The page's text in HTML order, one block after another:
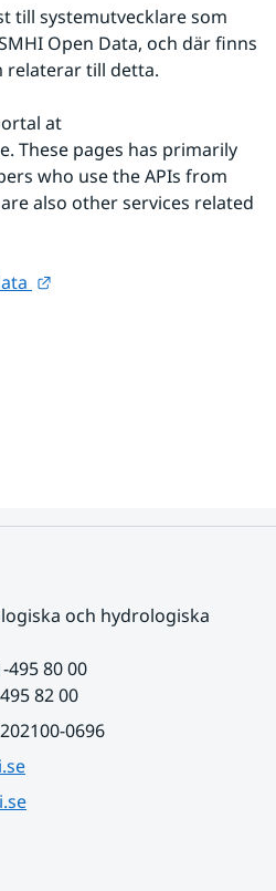
till systemutvecklare som
Open Data, och där finns
relaterar till detta.
at
These pages has primarily
who use the APIs from
also other services related
och hydrologiska
495 80 00
82 00
0696